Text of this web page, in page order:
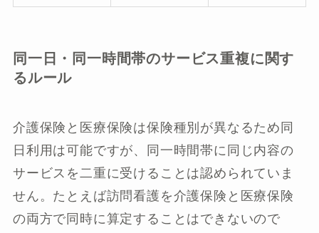
同一日・同一時間帯のサービス重複に関す
るルール
介護保険と医療保険は保険種別が異なるため同
日利用は可能ですが、同一時間帯に同じ内容の
サービスを二重に受けることは認められていま
せん。たとえば訪問看護を介護保険と医療保険
の両方で同時に算定することはできないので